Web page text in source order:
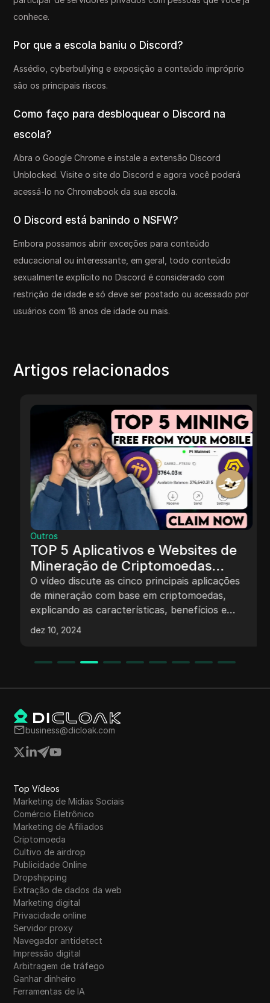
conhece.
Por que a escola baniu o Discord?
Assédio, cyberbullying e exposição a conteúdo impróprio
são os principais riscos.
Como faço para desbloquear o Discord na
escola?
Abra o Google Chrome e instale a extensão Discord
Unblocked. Visite o site do Discord e agora você poderá
acessá-lo no Chromebook da sua escola.
O Discord está banindo o NSFW?
Embora possamos abrir exceções para conteúdo
educacional ou interessante, em geral, todo conteúdo
sexualmente explícito no Discord é considerado com
restrição de idade e só deve ser postado ou acessado por
usuários com 18 anos de idade ou mais.
Artigos relacionados
Outros
TOP 5 Aplicativos e Websites de
Mineração de Criptomoedas
[VERIFICADO] | Reivindicações e
Saques Instantâneos (2024)
O vídeo discute as cinco principais aplicações
de mineração com base em criptomoedas,
explicando as características, benefícios e
lucros potenciais de cada aplicação. Ele
fornece detalhes sobre aplicações como
Eagle Mining Network e Republic Mining. O
para ganhos de tokens e listagens potenciais de
tokens em bolsas. O criador também menciona
base em pedidos dos espectadores.
dez 10, 2024
business@dicloak.com
Top Vídeos
Marketing de Mídias Sociais
Comércio Eletrônico
Marketing de Afiliados
Criptomoeda
Cultivo de airdrop
Publicidade Online
Dropshipping
Extração de dados da web
Marketing digital
Privacidade online
Servidor proxy
Navegador antidetect
Impressão digital
Arbitragem de tráfego
Ganhar dinheiro
Ferramentas de IA